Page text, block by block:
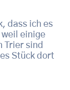
dass ich es
weil einige
Trier sind
Stück dort